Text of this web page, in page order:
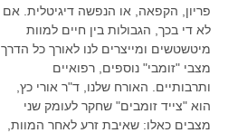
פריון, הקפאה, או הנפשה דיגיטלית. אם
לא די בכך, הגבולות בין חיים למוות
מיטשטשים ומייצרים לנו לאורך כל הדרך
מצבי "זומבי" נוספים, רפואיים
ותרבותיים. האורח שלנו, ד"ר אורי כץ,
הוא "צייד זומבים" שחקר לעומק שני
מצבים כאלו: שאיבת זרע לאחר המוות,